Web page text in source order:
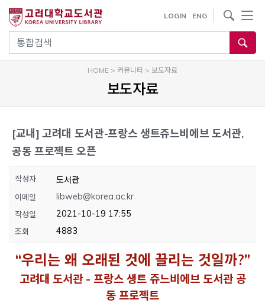
건
기
통합검색
LOGIN ENG
사이트내 검색
HOME > 커뮤니티 > 보도자료
보도자료
[교내]고려대 도서관-프랑스 생트쥬느비에브 도서관,
공동 프로젝트 오픈
작성자 도서관
이메일 libweb@korea.ac.kr
작성일 2021-10-19 17:55
조회 4883
“우리는 왜 오래된 것에 끌리는 것일까?”
고려대 도서관 - 프랑스 생트 쥬느비에브 도서관 공
동 프로젝트